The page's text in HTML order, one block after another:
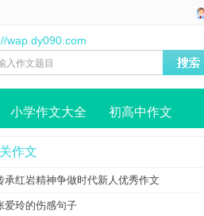
wap.dy090.com
小学作文大全 初高中作文
作文
承红岩精神争做时代新人优秀作文
爱玲的伤感句子